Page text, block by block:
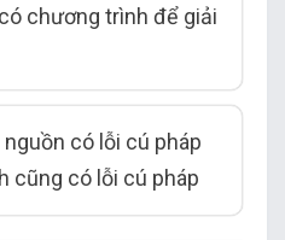
chương trình để giải
có lỗi cú pháp
cũng có lỗi cú pháp